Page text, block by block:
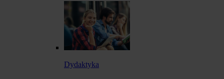
Dydaktyka